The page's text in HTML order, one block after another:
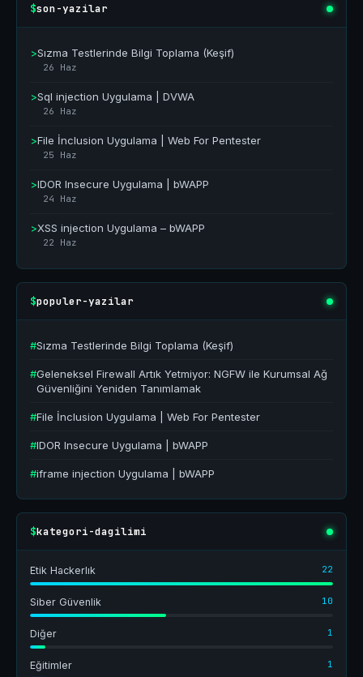
$son-yazilar
>Sızma Testlerinde Bilgi Toplama (Keşif)
26 Haz
>Sql injection Uygulama | DVWA
26 Haz
>File İnclusion Uygulama | Web For Pentester
25 Haz
>IDOR Insecure Uygulama | bWAPP
24 Haz
>XSS injection Uygulama – bWAPP
22 Haz
$populer-yazilar
#Sızma Testlerinde Bilgi Toplama (Keşif)
#Geleneksel Firewall Artık Yetmiyor: NGFW ile Kurumsal Ağ
Güvenliğini Yeniden Tanımlamak
#File İnclusion Uygulama | Web For Pentester
#IDOR Insecure Uygulama | bWAPP
#iframe injection Uygulama | bWAPP
$kategori-dagilimi
Etik Hackerlık 22
Siber Güvenlik 10
Diğer 1
Eğitimler 1